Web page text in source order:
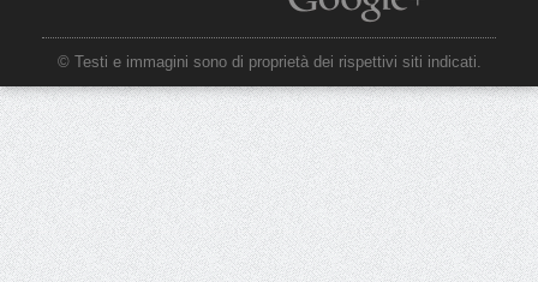
© Testi e immagini sono di proprietà dei rispettivi siti indicati.